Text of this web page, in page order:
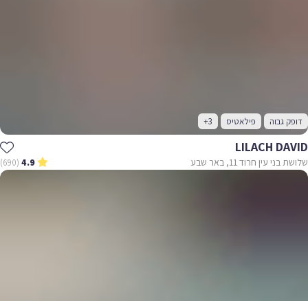
דופק גבוה פילאטיס +3
LILACH DAVID
שלושת בני עין חרוד 11, באר שבע 4.9
(690)